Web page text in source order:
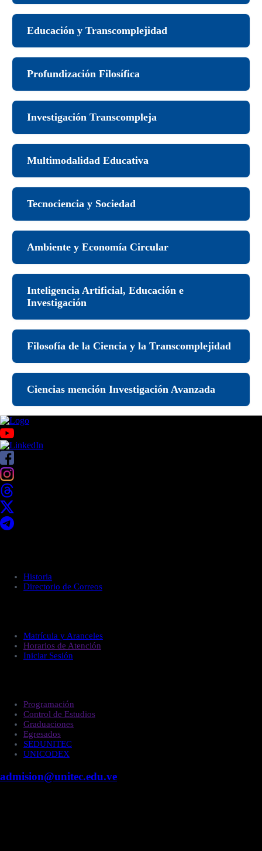
Educación y Transcomplejidad
Profundización Filosífica
Investigación Transcompleja
Multimodalidad Educativa
Tecnociencia y Sociedad
Ambiente y Economía Circular
Inteligencia Artificial, Educación e
Investigación
Filosofía de la Ciencia y la Transcomplejidad
Ciencias mención Investigación Avanzada
Historia
Directorio de Correos
Matrícula y Aranceles
Horarios de Atención
Iniciar Sesión
Programación
Control de Estudios
Graduaciones
Egresados
SEDUNITEC
UNICODEX
admision@unitec.edu.ve